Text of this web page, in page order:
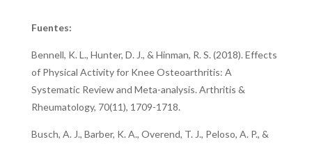
Fuentes:
Bennell, K. L., Hunter, D. J., & Hinman, R. S. (2018). Effects
of Physical Activity for Knee Osteoarthritis: A
Systematic Review and Meta-analysis. Arthritis &
Rheumatology, 70(11), 1709-1718.
Busch, A. J., Barber, K. A., Overend, T. J., Peloso, A. P., &